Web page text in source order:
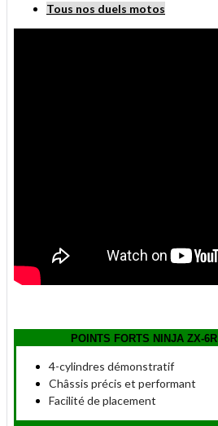
Tous nos duels motos
POINTS FORTS NINJA ZX-6R
4-cylindres démonstratif
Châssis précis et performant
Facilité de placement